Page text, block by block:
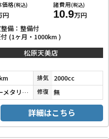
価格(税込)
円
諸費用(税込)
10.9万円
備：整備付
(1ヶ月・1000km )
松原天美店
排気 2000cc
グレーメタリック 修復 無
詳細はこちら